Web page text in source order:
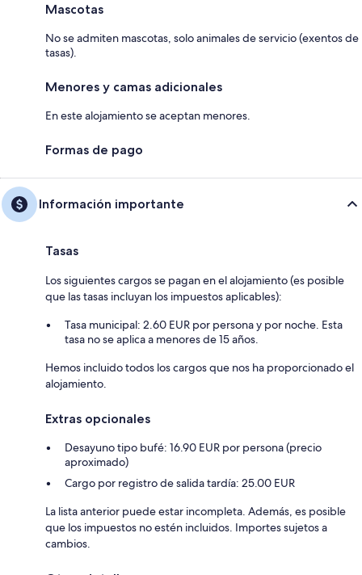
Mascotas
No se admiten mascotas, solo animales de servicio (exentos de
tasas).
Menores y camas adicionales
En este alojamiento se aceptan menores.
Formas de pago
Información importante
Tasas
Los siguientes cargos se pagan en el alojamiento (es posible
que las tasas incluyan los impuestos aplicables):
Tasa municipal: 2.60 EUR por persona y por noche. Esta
tasa no se aplica a menores de 15 años.
Hemos incluido todos los cargos que nos ha proporcionado el
alojamiento.
Extras opcionales
Desayuno tipo bufé: 16.90 EUR por persona (precio
aproximado)
Cargo por registro de salida tardía: 25.00 EUR
La lista anterior puede estar incompleta. Además, es posible
que los impuestos no estén incluidos. Importes sujetos a
cambios.